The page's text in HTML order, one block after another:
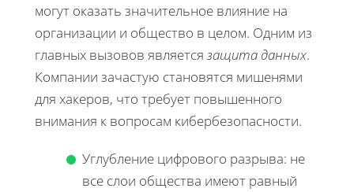
могут оказать значительное влияние на
организации и общество в целом. Одним из
главных вызовов является защита данных.
Компании зачастую становятся мишенями
для хакеров, что требует повышенного
внимания к вопросам кибербезопасности.
Углубление цифрового разрыва: не
все слои общества имеют равный